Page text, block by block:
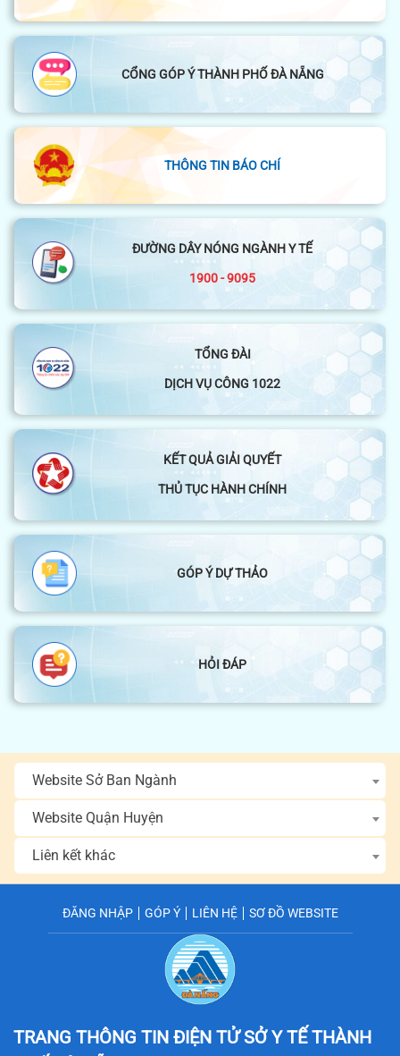
CỔNG GÓP Ý THÀNH PHỐ ĐÀ NẴNG
THÔNG TIN BÁO CHÍ
ĐƯỜNG DÂY NÓNG NGÀNH Y TẾ
1900 - 9095
TỔNG ĐÀI
DỊCH VỤ CÔNG 1022
KẾT QUẢ GIẢI QUYẾT
THỦ TỤC HÀNH CHÍNH
GÓP Ý DỰ THẢO
HỎI ĐÁP
Website Sở Ban Ngành
Website Quận Huyện
Liên kết khác
ĐĂNG NHẬP GÓP Ý LIÊN HỆ SƠ ĐỒ WEBSITE
TRANG THÔNG TIN ĐIỆN TỬ SỞ Y TẾTHÀNH